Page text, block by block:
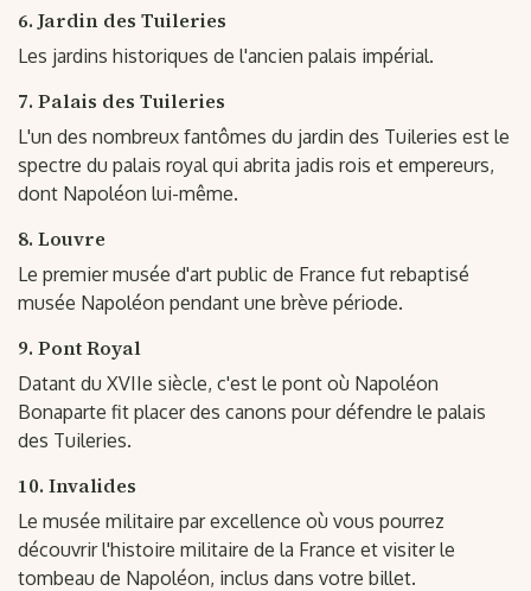
6. Jardin des Tuileries
Les jardins historiques de l'ancien palais impérial.
7. Palais des Tuileries
L'un des nombreux fantômes du jardin des Tuileries est le
spectre du palais royal qui abrita jadis rois et empereurs,
dont Napoléon lui-même.
8. Louvre
Le premier musée d'art public de France fut rebaptisé
musée Napoléon pendant une brève période.
9. Pont Royal
Datant du XVIIe siècle, c'est le pont où Napoléon
Bonaparte fit placer des canons pour défendre le palais
des Tuileries.
10. Invalides
Le musée militaire par excellence où vous pourrez
découvrir l'histoire militaire de la France et visiter le
tombeau de Napoléon, inclus dans votre billet.